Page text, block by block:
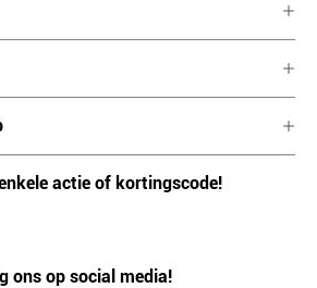
actie of kortingscode!
ons op social media!